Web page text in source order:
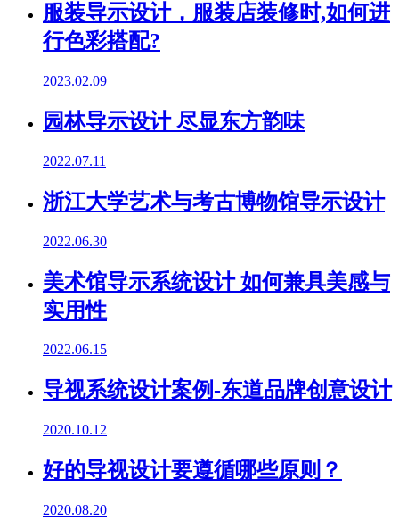
服装导示设计，服装店装修时,如何进
行色彩搭配?
2023.02.09
园林导示设计 尽显东方韵味
2022.07.11
浙江大学艺术与考古博物馆导示设计
2022.06.30
美术馆导示系统设计 如何兼具美感与
实用性
2022.06.15
导视系统设计案例-东道品牌创意设计
2020.10.12
好的导视设计要遵循哪些原则？
2020.08.20